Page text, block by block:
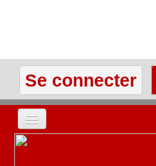
Se connecter